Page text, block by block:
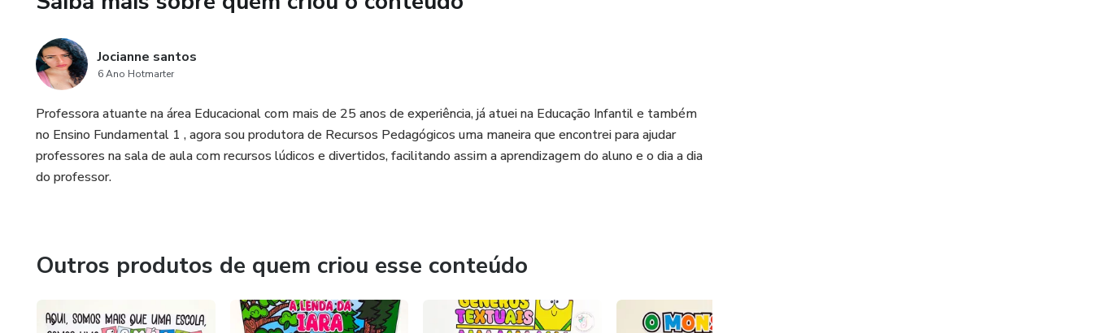
Jocianne santos
6 Ano Hotmarter
Professora atuante na área Educacional com mais de 25 anos de experiência, já atuei na Educação Infantil e também
no Ensino Fundamental 1 , agora sou produtora de Recursos Pedagógicos uma maneira que encontrei para ajudar
professores na sala de aula com recursos lúdicos e divertidos, facilitando assim a aprendizagem do aluno e o dia a dia
do professor.
Outros produtos de quem criou esse conteúdo